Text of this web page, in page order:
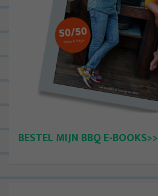
BESTEL MIJN BBQ E-BOOKS>>